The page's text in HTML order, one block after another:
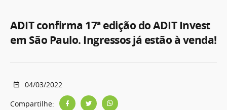
ADIT confirma 17ª edição do ADIT Invest
em São Paulo. Ingressos já estão à venda!
04/03/2022
Compartilhe: